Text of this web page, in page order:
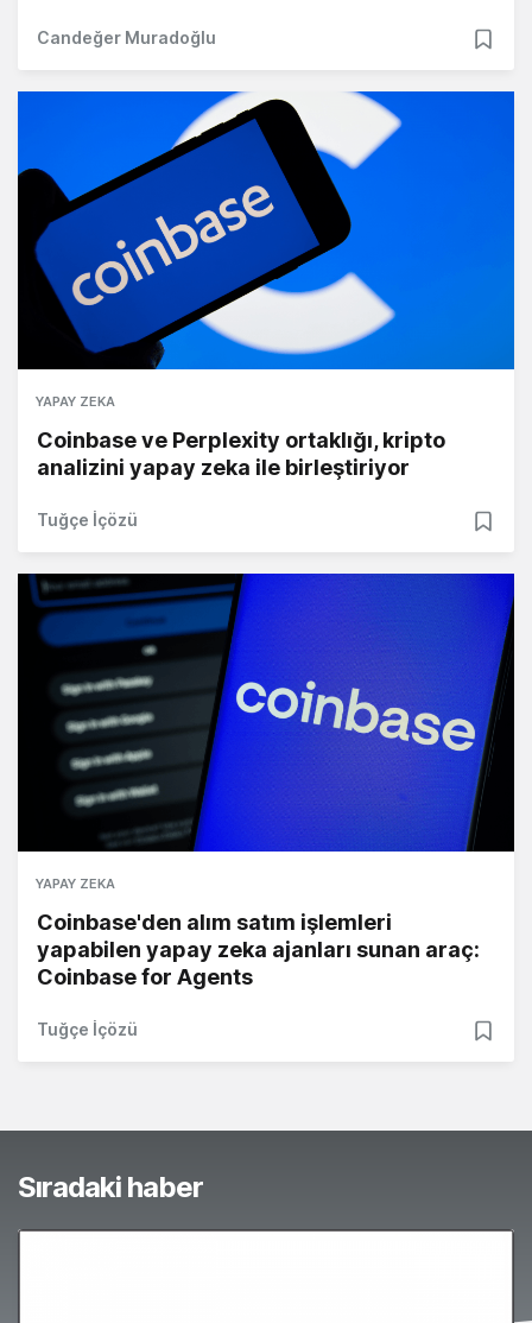
Candeğer Muradoğlu
YAPAY ZEKA
Coinbase ve Perplexity ortaklığı, kripto
analizini yapay zeka ile birleştiriyor
Tuğçe İçözü
YAPAY ZEKA
Coinbase'den alım satım işlemleri
yapabilen yapay zeka ajanları sunan araç:
Coinbase for Agents
Tuğçe İçözü
Sıradaki haber